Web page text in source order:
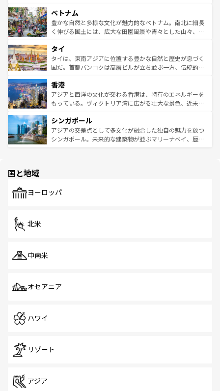
参照してほしい。
容にもいいと評判のスイーツなど、バラエティ豊かな料理
が味わえる。 なお、新着の台湾情報は コンテンツ一覧を参
照してほしい。
き、地方に足を延ばせば四季折々の自然美を楽しむことが
できる。そして、キムチや焼肉、絶品のストリートフード
まで、さまざまな韓国料理が待っている。夜には、韓国な
リティに包まれながら、韓国の多彩な魅力を心ゆくまで味
わってみてほしい。 なお、新着の韓国情報はコンテンツ一
覧を参照してほしい。
ベトナム
豊かな自然と多様な文化が魅力的なベトナム。南北に細長
く伸びる国土には、広大な田園風景や青々とした山々、世
急速な発展と共に伝統が息づく。ハノイの古い町並みやホ
ーチミン市のフランス統治時代の建物も、独特の雰囲気を
醸し出している。また、バラエティの豊かさとおいしさで
とつ。フォーやバインミー、ベトナムコーヒーなどは、ぜ
ひ現地で味わいたい。どの地域を訪れてもあたたかい人々
が旅行者を迎えてくれるので、きっと忘れられない旅にな
参照してほしい。
タイ
タイは、東南アジアに位置する豊かな自然と歴史が息づく
国だ。首都バンコクは高層ビルが立ち並ぶ一方、伝統的な
の活気が交差している。北部ではチェンマイなどの山岳地
帯で自然と触れ合い、南部ではプーケットやクラビの美し
いビーチでリゾート気分を楽しむことができる。タイ料理
激する。気候は一年中温暖で、どの季節にも異なる楽しみ
が待っている。親しみやすいタイの人々、仏教を中心とし
た文化、そして多様な観光資源が、訪れる旅人を魅了し続
香港
アジアと西洋の文化が交わる香港は、特有のエネルギーを
もっている。ヴィクトリア湾に広がる壮大な景色、近未来
み、どこを訪れても感動するはず。観光スポットが密集し
ており、効率よく見どころを回れるのも魅力。息をのむよ
うな絶景から文化的な体験まで、香港を存分に楽しみ尽く
シンガポール
アジアの交差点として多文化が融合した独自の魅力を放つ
シンガポール。未来的な建築物が並ぶマリーナベイ、歴史
で、ホーカーズは地元の風情を楽しめる外せないスポット
国と地域
ヨーロッパ
北米
中南米
オセアニア
ハワイ
リゾート
アジア